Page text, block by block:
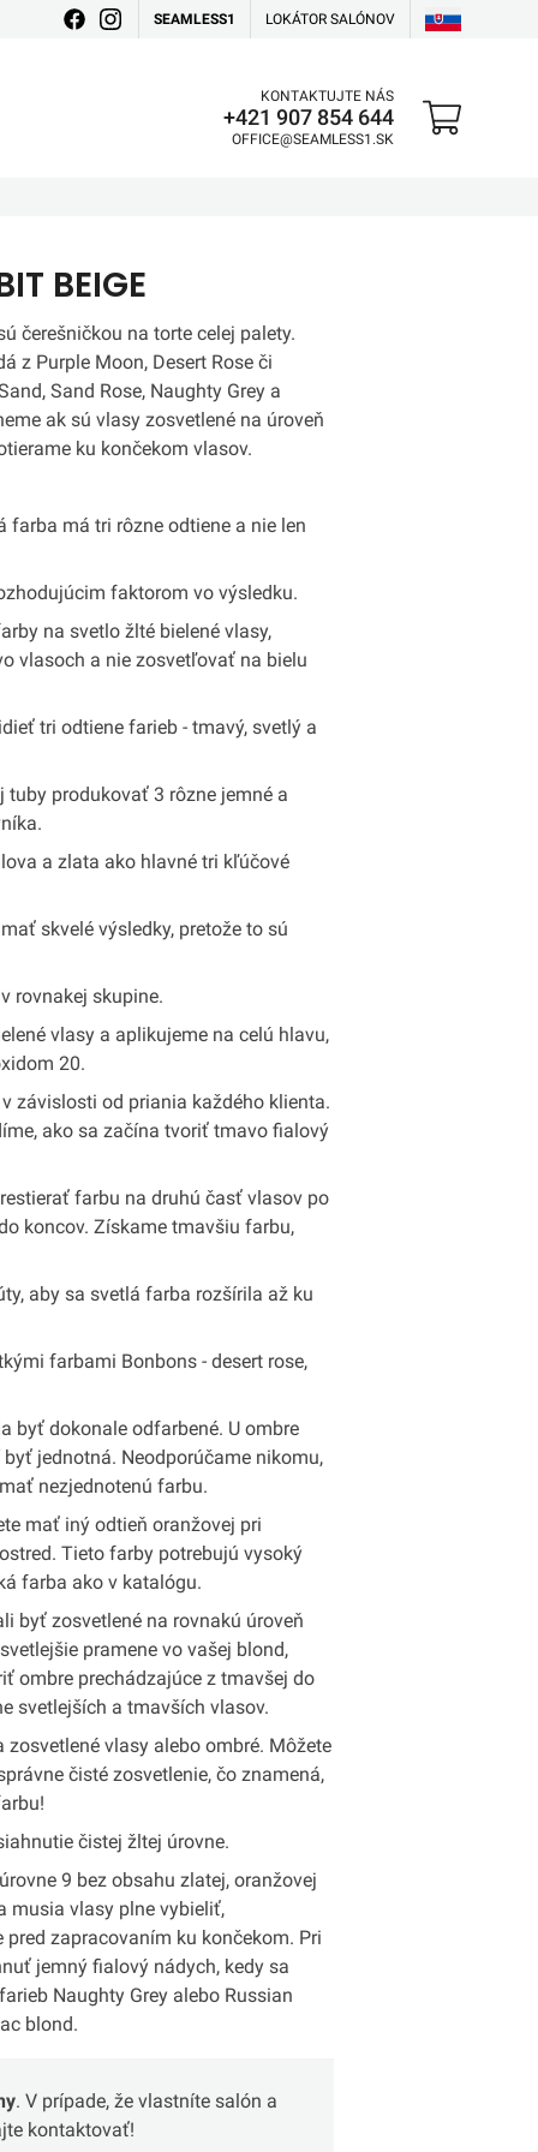
SEAMLESS1 LOKÁTOR SALÓNOV
KONTAKTUJTE NÁS
+421 907 854 644
OFFICE@SEAMLESS1.SK
BEIGE
čerešničkou na torte celej palety.
z Purple Moon, Desert Rose či
Sand Rose, Naughty Grey a
ak sú vlasy zosvetlené na úroveň
ku končekom vlasov.
farba má tri rôzne odtiene a nie len
faktorom vo výsledku.
na svetlo žlté bielené vlasy,
vlasoch a nie zosvetľovať na bielu
tri odtiene farieb - tmavý, svetlý a
tuby produkovať 3 rôzne jemné a
a zlata ako hlavné tri kľúčové
skvelé výsledky, pretože to sú
rovnakej skupine.
vlasy a aplikujeme na celú hlavu,
20.
závislosti od priania každého klienta.
ako sa začína tvoriť tmavo fialový
farbu na druhú časť vlasov po
koncov. Získame tmavšiu farbu,
aby sa svetlá farba rozšírila až ku
farbami Bonbons - desert rose,
byť dokonale odfarbené. U ombre
jednotná. Neodporúčame nikomu,
nezjednotenú farbu.
mať iný odtieň oranžovej pri
Tieto farby potrebujú vysoký
farba ako v katalógu.
byť zosvetlené na rovnakú úroveň
pramene vo vašej blond,
ombre prechádzajúce z tmavšej do
svetlejších a tmavších vlasov.
vlasy alebo ombré. Môžete
čisté zosvetlenie, čo znamená,
čistej žltej úrovne.
9 bez obsahu zlatej, oranžovej
musia vlasy plne vybieliť,
zapracovaním ku končekom. Pri
jemný fialový nádych, kedy sa
Naughty Grey alebo Russian
blond.
. V prípade, že vlastníte salón a
kontaktovať!